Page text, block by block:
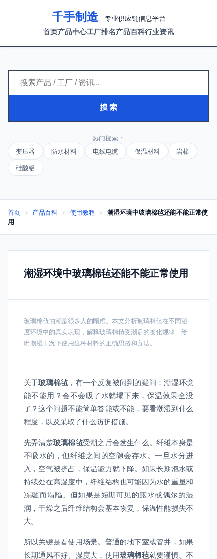
千手制造 专业供应链信息平台
首页产品中心工厂排名产品百科行业资讯
搜 索
热门搜索：
变压器
防水材料 电线电缆 保温材料 岩棉
硅酸铝
首页 > 产品百科 > 使用教程 >
潮湿环境中玻璃棉毡还能不能正常使
用
潮湿环境中玻璃棉毡还能不能正常使用
玻璃棉毡怕潮是很多人的顾虑。本文分析玻璃棉毡在不同湿
度环境中的真实表现，解释玻璃棉毡受潮后的变化规律，给
出潮湿工况下使用这种材料的正确思路和方法。
关于玻璃棉毡，有一个反复被问到的疑问：潮湿环境
能不能用？会不会吸了水就塌下来，保温效果全没
了？这个问题不能简单答能或不能，要看潮湿到什么
程度，以及采取了什么防护措施。
先弄清楚玻璃棉毡受潮之后会发生什么。纤维本身是
不吸水的，但纤维之间的空隙会存水。一旦水分进
入，空气被挤占，保温能力就下降。如果长期泡水或
持续处在高湿度中，纤维结构也可能因为水的重量和
冻融而塌陷。但如果是短期可见的露水或偶尔的湿
润，干燥之后纤维结构会基本恢复，保温性能损失不
大。
所以关键是看使用场景。普通的地下室或管井，如果
长期通风不好、湿度大，使用玻璃棉毡就要谨慎。不